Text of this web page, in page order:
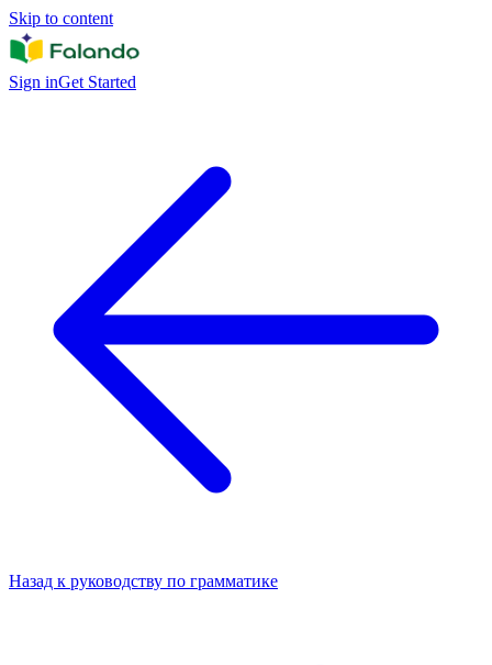
Skip to content
Sign inGet Started
Назад к руководству по грамматике